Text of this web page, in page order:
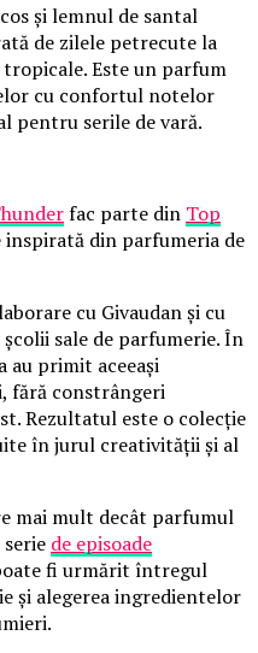
și lemnul de santal
de zilele petrecute la
Este un parfum
cu confortul notelor
pentru serile de vară.
fac parte din Top
din parfumeria de
cu Givaudan și cu
sale de parfumerie. În
au primit aceeași
fără constrângeri
Rezultatul este o colecție
în jurul creativității și al
mai mult decât parfumul
de episoade
fi urmărit întregul
și alegerea ingredientelor